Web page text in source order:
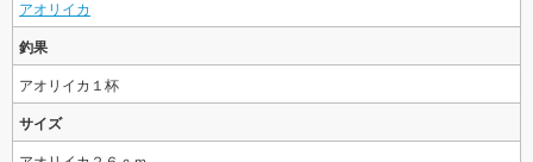
アオリイカ
釣果
アオリイカ１杯
サイズ